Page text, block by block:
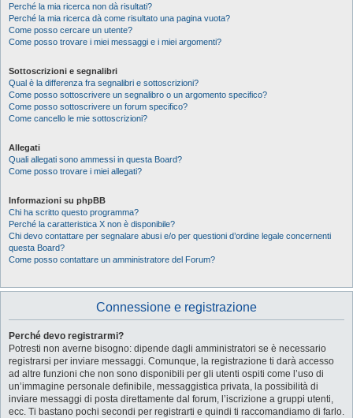
Perché la mia ricerca non dà risultati?
Perché la mia ricerca dà come risultato una pagina vuota?
Come posso cercare un utente?
Come posso trovare i miei messaggi e i miei argomenti?
Sottoscrizioni e segnalibri
Qual è la differenza fra segnalibri e sottoscrizioni?
Come posso sottoscrivere un segnalibro o un argomento specifico?
Come posso sottoscrivere un forum specifico?
Come cancello le mie sottoscrizioni?
Allegati
Quali allegati sono ammessi in questa Board?
Come posso trovare i miei allegati?
Informazioni su phpBB
Chi ha scritto questo programma?
Perché la caratteristica X non è disponibile?
Chi devo contattare per segnalare abusi e/o per questioni d’ordine legale concernenti
questa Board?
Come posso contattare un amministratore del Forum?
Connessione e registrazione
Perché devo registrarmi?
Potresti non averne bisogno: dipende dagli amministratori se è necessario
registrarsi per inviare messaggi. Comunque, la registrazione ti darà accesso
ad altre funzioni che non sono disponibili per gli utenti ospiti come l’uso di
un’immagine personale definibile, messaggistica privata, la possibilità di
inviare messaggi di posta direttamente dal forum, l’iscrizione a gruppi utenti,
ecc. Ti bastano pochi secondi per registrarti e quindi ti raccomandiamo di farlo.